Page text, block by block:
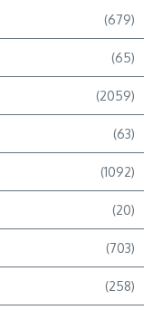
(679)
(65)
(2059)
(63)
(1092)
(20)
(703)
(258)